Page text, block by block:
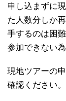
申し込まずに
た人数分しか
手するのは困
参加できない為
現地ツアーの
確認ください。